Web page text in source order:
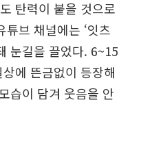
탄력이 붙을 것으로
브 채널에는 ‘잇츠
눈길을 끌었다. 6~15
에 뜬금없이 등장해
습이 담겨 웃음을 안